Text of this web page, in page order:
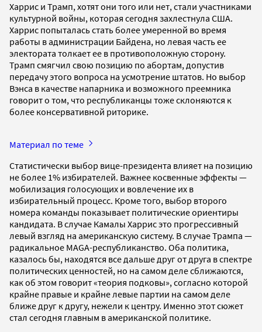
Харрис и Трамп, хотят они того или нет, стали участниками
культурной войны, которая сегодня захлестнула США.
Харрис попыталась стать более умеренной во время
работы в администрации Байдена, но левая часть ее
электората толкает ее в противоположную сторону.
Трамп смягчил свою позицию по абортам, допустив
передачу этого вопроса на усмотрение штатов. Но выбор
Вэнса в качестве напарника и возможного преемника
говорит о том, что республиканцы тоже склоняются к
более консервативной риторике.
Материал по теме
Статистически выбор вице-президента влияет на позицию
не более 1% избирателей. Важнее косвенные эффекты —
мобилизация голосующих и вовлечение их в
избирательный процесс. Кроме того, выбор второго
номера команды показывает политические ориентиры
кандидата. В случае Камалы Харрис это прогрессивный
левый взгляд на американскую систему. В случае Трампа —
радикальное MAGA-республиканство. Оба политика,
казалось бы, находятся все дальше друг от друга в спектре
политических ценностей, но на самом деле сближаются,
как об этом говорит «теория подковы», согласно которой
крайне правые и крайне левые партии на самом деле
ближе друг к другу, нежели к центру. Именно этот сюжет
стал сегодня главным в американской политике.